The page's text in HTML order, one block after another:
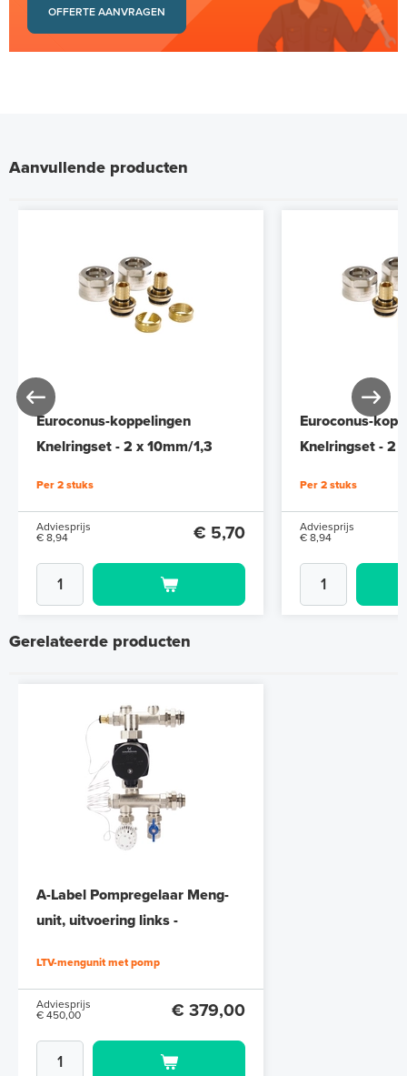
OFFERTE AANVRAGEN
Aanvullende producten
Euroconus-koppelingen
Knelringset - 2 x 10mm/1,3
Per 2 stuks
Adviesprijs
€ 8,94
€ 5,70
Euroconus-
Knelringset - 2
Per 2 stuks
Adviesprijs
€ 8,94
Gerelateerde producten
A-Label Pompregelaar Meng-
unit, uitvoering links -
LTV-mengunit met pomp
Adviesprijs
€ 450,00
€ 379,00